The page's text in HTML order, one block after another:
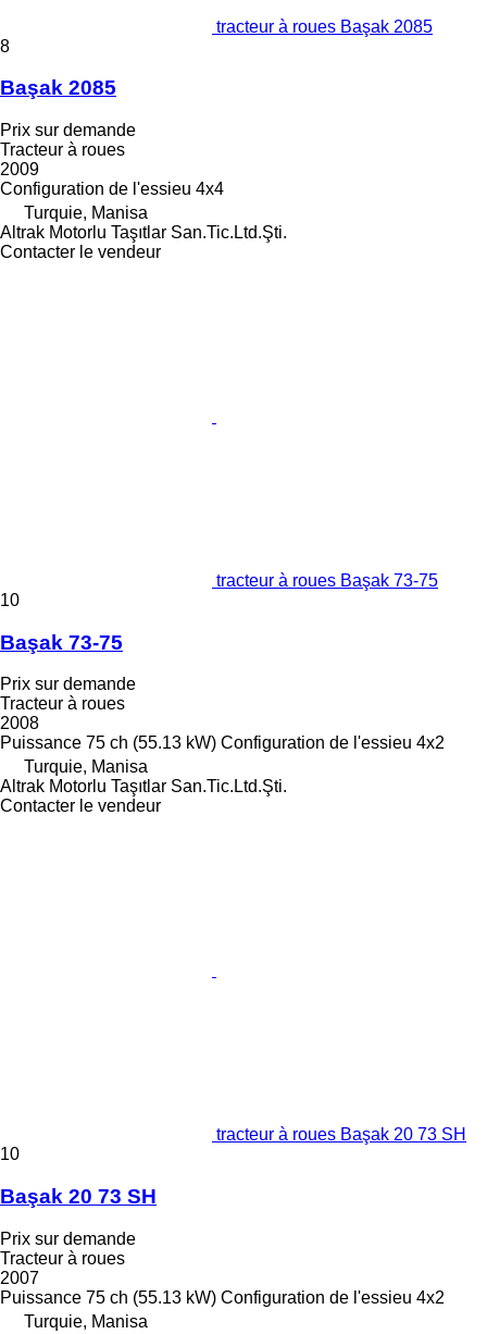
tracteur à roues Başak 2085
8
Başak 2085
Prix sur demande
Tracteur à roues
2009
Configuration de l'essieu 4x4
Turquie, Manisa
Altrak Motorlu Taşıtlar San.Tic.Ltd.Şti.
Contacter le vendeur
tracteur à roues Başak 73-75
10
Başak 73-75
Prix sur demande
Tracteur à roues
2008
Puissance 75 ch (55.13 kW) Configuration de l'essieu 4x2
Turquie, Manisa
Altrak Motorlu Taşıtlar San.Tic.Ltd.Şti.
Contacter le vendeur
tracteur à roues Başak 20 73 SH
10
Başak 20 73 SH
Prix sur demande
Tracteur à roues
2007
Puissance 75 ch (55.13 kW) Configuration de l'essieu 4x2
Turquie, Manisa